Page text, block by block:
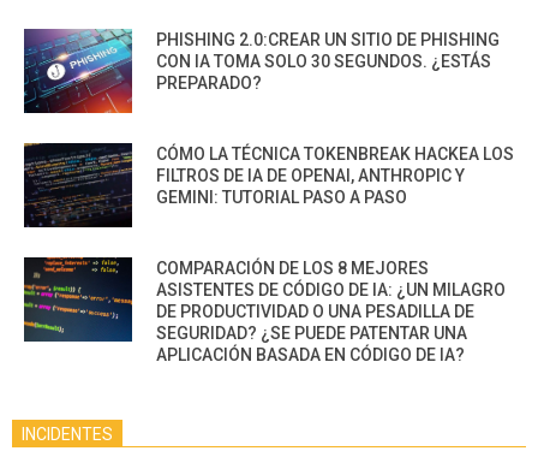
PHISHING 2.0:CREAR UN SITIO DE PHISHING
CON IA TOMA SOLO 30 SEGUNDOS. ¿ESTÁS
PREPARADO?
CÓMO LA TÉCNICA TOKENBREAK HACKEA LOS
FILTROS DE IA DE OPENAI, ANTHROPIC Y
GEMINI: TUTORIAL PASO A PASO
COMPARACIÓN DE LOS 8 MEJORES
ASISTENTES DE CÓDIGO DE IA: ¿UN MILAGRO
DE PRODUCTIVIDAD O UNA PESADILLA DE
SEGURIDAD? ¿SE PUEDE PATENTAR UNA
APLICACIÓN BASADA EN CÓDIGO DE IA?
INCIDENTES